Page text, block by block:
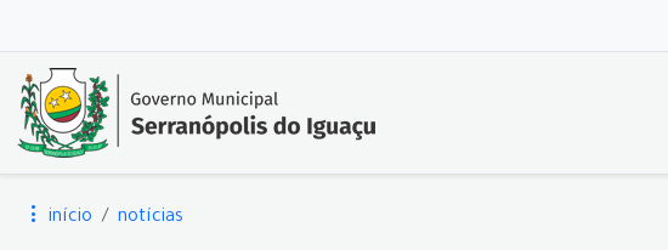
início notícias